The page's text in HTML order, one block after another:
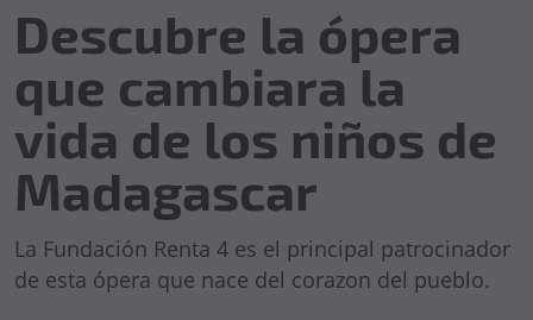
Descubre la ópera
que cambiara la
vida de los niños de
Madagascar
La Fundación Renta 4 es el principal patrocinador
de esta ópera que nace del corazon del pueblo.